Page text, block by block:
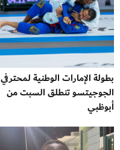
بطولة الإمارات الوطنية لمحترفي
الجوجيتسو تنطلق السبت من
أبوظبي